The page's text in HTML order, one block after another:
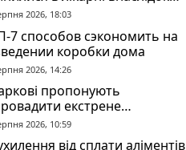
з автобусом
2026, 18:03
7 способов сэкономить на
коробки дома
2026, 14:26
пропонують
екстрене
в трамваях і
2026, 10:59
від сплати аліментів